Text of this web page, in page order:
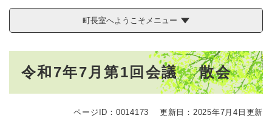
e
r
s
町長室へようこそメニュー
令和7年7月第1回会議 散会
ページID：0014173 更新日：2025年7月4日更新